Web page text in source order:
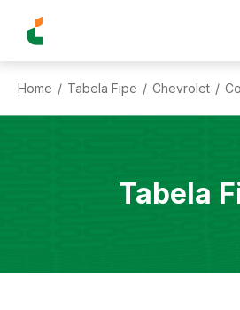
Home / Tabela Fipe / Chevrolet /
Tabela